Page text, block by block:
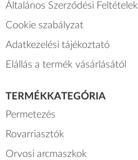
Általános Szerződési Feltételek
Cookie szabályzat
Adatkezelési tájékoztató
Elállás a termék vásárlásától
TERMÉKKATEGÓRIA
Permetezés
Rovarriasztók
Orvosi arcmaszkok